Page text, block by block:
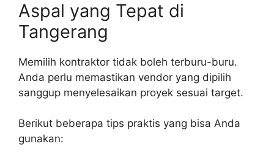
Aspal yang Tepat di
Tangerang
Memilih kontraktor tidak boleh terburu-buru.
Anda perlu memastikan vendor yang dipilih
sanggup menyelesaikan proyek sesuai target.
Berikut beberapa tips praktis yang bisa Anda
gunakan: